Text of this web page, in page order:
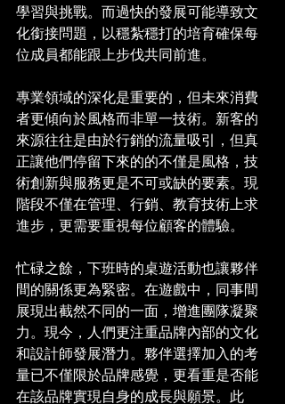
學習與挑戰。而過快的發展可能導致文
化銜接問題，以穩紮穩打的培育確保每
位成員都能跟上步伐共同前進。
專業領域的深化是重要的，但未來消費
者更傾向於風格而非單一技術。新客的
來源往往是由於行銷的流量吸引，但真
正讓他們停留下來的的不僅是風格，技
術創新與服務更是不可或缺的要素。現
階段不僅在管理、行銷、教育技術上求
進步，更需要重視每位顧客的體驗。
忙碌之餘，下班時的桌遊活動也讓夥伴
間的關係更為緊密。在遊戲中，同事間
展現出截然不同的一面，增進團隊凝聚
力。現今，人們更注重品牌內部的文化
和設計師發展潛力。夥伴選擇加入的考
量已不僅限於品牌感覺，更看重是否能
在該品牌實現自身的成長與願景。此